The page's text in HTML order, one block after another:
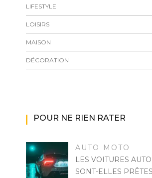
LIFESTYLE
LOISIRS
MAISON
DÉCORATION
POUR NE RIEN RATER
AUTO MOTO
LES VOITURES
SONT-ELLES